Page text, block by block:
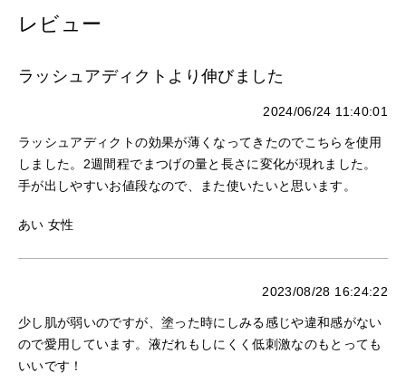
レビュー
ラッシュアディクトより伸びました
2024/06/24 11:40:01
ラッシュアディクトの効果が薄くなってきたのでこちらを使用
しました。2週間程でまつげの量と長さに変化が現れました。
手が出しやすいお値段なので、また使いたいと思います。
あい 女性
2023/08/28 16:24:22
少し肌が弱いのですが、塗った時にしみる感じや違和感がない
ので愛用しています。液だれもしにくく低刺激なのもとっても
いいです！